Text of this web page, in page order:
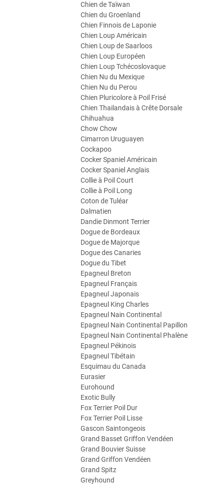
Chien de Taïwan
Chien du Groenland
Chien Finnois de Laponie
Chien Loup Américain
Chien Loup de Saarloos
Chien Loup Européen
Chien Loup Tchécoslovaque
Chien Nu du Mexique
Chien Nu du Perou
Chien Pluricolore à Poil Frisé
Chien Thailandais à Crête Dorsale
Chihuahua
Chow Chow
Cimarron Uruguayen
Cockapoo
Cocker Spaniel Américain
Cocker Spaniel Anglais
Collie à Poil Court
Collie à Poil Long
Coton de Tuléar
Dalmatien
Dandie Dinmont Terrier
Dogue de Bordeaux
Dogue de Majorque
Dogue des Canaries
Dogue du Tibet
Epagneul Breton
Epagneul Français
Epagneul Japonais
Epagneul King Charles
Epagneul Nain Continental
Epagneul Nain Continental Papillon
Epagneul Nain Continental Phalène
Epagneul Pékinois
Epagneul Tibétain
Esquimau du Canada
Eurasier
Eurohound
Exotic Bully
Fox Terrier Poil Dur
Fox Terrier Poil Lisse
Gascon Saintongeois
Grand Basset Griffon Vendéen
Grand Bouvier Suisse
Grand Griffon Vendéen
Grand Spitz
Greyhound